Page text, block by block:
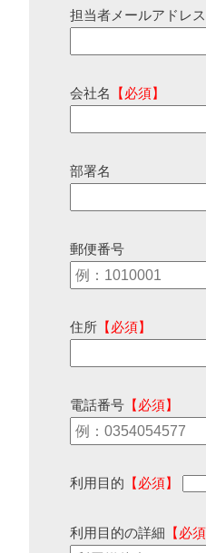
担当者メールアドレス
会社名 【必須】
部署名
郵便番号
住所 【必須】
電話番号 【必須】
利用目的 【必須】
利用目的の詳細 【必須